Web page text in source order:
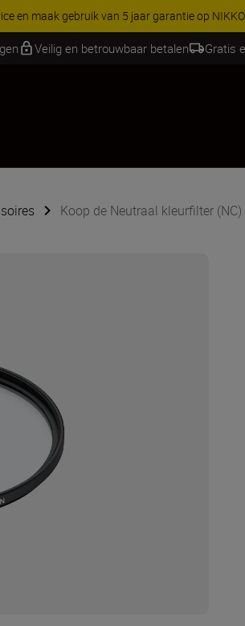
en maak gebruik van 5 jaar garantie op
Veilig en betrouwbaar betalen Gratis
Koop de Neutraal kleurfilter